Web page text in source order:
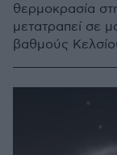
θερμοκρασία
μετατραπεί σε
βαθμούς